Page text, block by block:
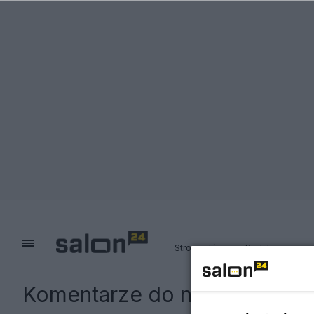
Strona główna Redakcja
Komentarze do notki: